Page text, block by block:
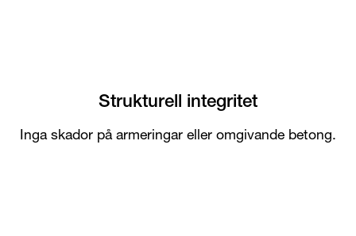
Strukturell integritet
Inga skador på armeringar eller omgivande betong.